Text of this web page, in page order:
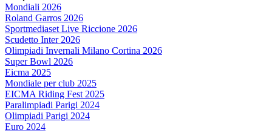
Mondiali 2026
Roland Garros 2026
Sportmediaset Live Riccione 2026
Scudetto Inter 2026
Olimpiadi Invernali Milano Cortina 2026
Super Bowl 2026
Eicma 2025
Mondiale per club 2025
EICMA Riding Fest 2025
Paralimpiadi Parigi 2024
Olimpiadi Parigi 2024
Euro 2024